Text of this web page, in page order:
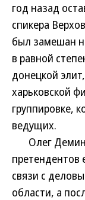
год назад
спикера
был замешан
в равной
донецкой
харьковской
группировке,
ведущих.
Олег Демин
связи с
области, а